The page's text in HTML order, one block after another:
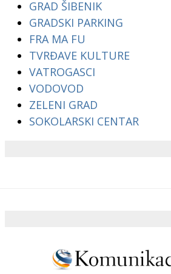
GRAD ŠIBENIK
GRADSKI PARKING
FRA MA FU
TVRĐAVE KULTURE
VATROGASCI
VODOVOD
ZELENI GRAD
SOKOLARSKI CENTAR